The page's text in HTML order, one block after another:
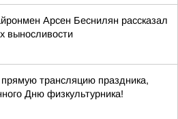
Арсен Беснилян рассказал
выносливости
трансляцию праздника,
Дню физкультурника!